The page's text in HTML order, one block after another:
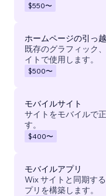
$550〜
ホームページの引っ
既存のグラフィック
イトで使用します。
$500〜
モバイルサイト
サイトをモバイルで
す。
$400〜
モバイルアプリ
Wix サイトと同期す
プリを構築します。